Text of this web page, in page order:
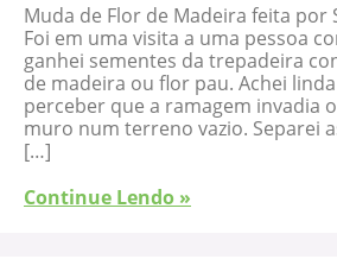
Muda de Flor de Madeira feita por
Foi em uma visita a uma pessoa
ganhei sementes da trepadeira
de madeira ou flor pau. Achei
perceber que a ramagem invadia
muro num terreno vazio. Separei
[…]
Continue Lendo »